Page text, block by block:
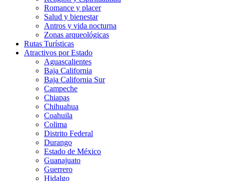
Romance y placer
Salud y bienestar
Antros y vida nocturna
Zonas arqueológicas
Rutas Turísticas
Atractivos por Estado
Aguascalientes
Baja California
Baja California Sur
Campeche
Chiapas
Chihuahua
Coahuila
Colima
Distrito Federal
Durango
Estado de México
Guanajuato
Guerrero
Hidalgo